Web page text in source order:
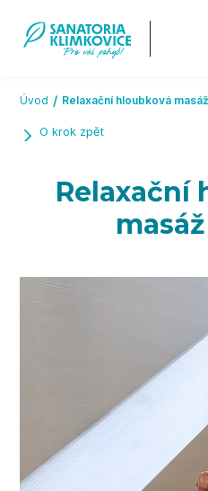
Úvod Relaxační hloubková
O krok zpět
Relaxační